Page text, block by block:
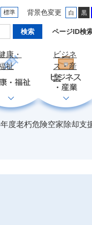
標準 背景色変更 白 黒
ページID検
康・
祉
ビジネ
ス・産
業
度老朽危険空家除却支